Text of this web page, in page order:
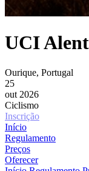
UCI
Ourique, Portugal
25
out 2026
Ciclismo
Inscrição
Início
Regulamento
Preços
Oferecer